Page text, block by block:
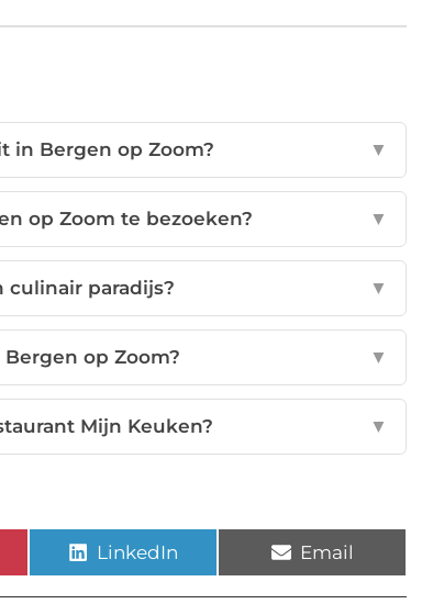
in Bergen op Zoom? ▼
op Zoom te bezoeken? ▼
culinair paradijs? ▼
op Zoom? ▼
Mijn Keuken? ▼
LinkedIn Email